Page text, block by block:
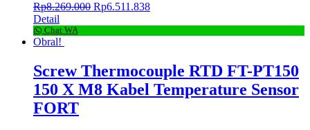
Rp8.269.000 Rp6.511.838
Detail
Chat WA
Obral!
Screw Thermocouple RTD FT-PT150
150 X M8 Kabel Temperature Sensor
FORT